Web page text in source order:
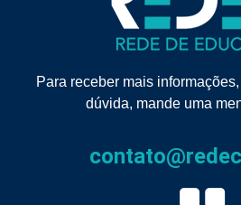
Para receber mais
dúvida, mande uma